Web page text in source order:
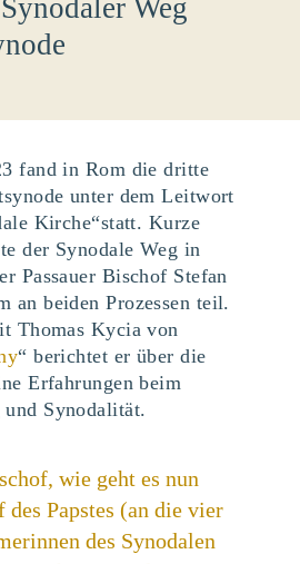
Weg
fand in Rom die dritte
unter dem Leitwort
Kirche“statt. Kurze
der Synodale Weg in
er Passauer Bischof Stefan
an beiden Prozessen teil.
Thomas Kycia von
“ berichtet er über die
Erfahrungen beim
und Synodalität.
wie geht es nun
des Papstes (an die vier
des Synodalen